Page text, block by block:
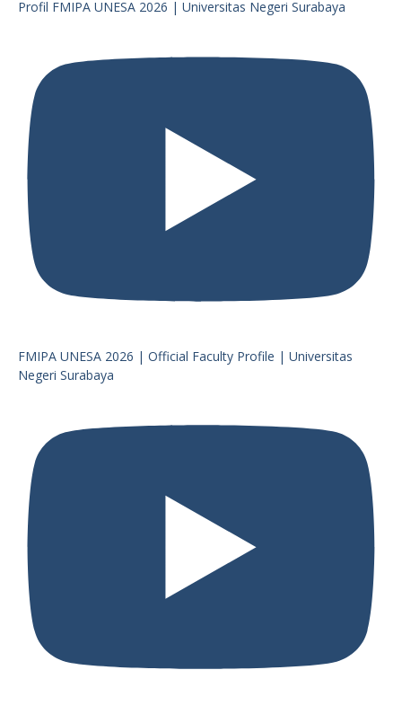
Profil FMIPA UNESA 2026 | Universitas Negeri Surabaya
FMIPA UNESA 2026 | Official Faculty Profile | Universitas
Negeri Surabaya